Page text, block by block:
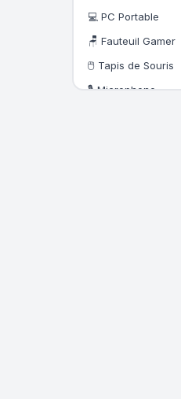
💻 PC Portable
🪑 Fauteuil Gamer
🖱️ Tapis de Souris
🎙️ Microphone